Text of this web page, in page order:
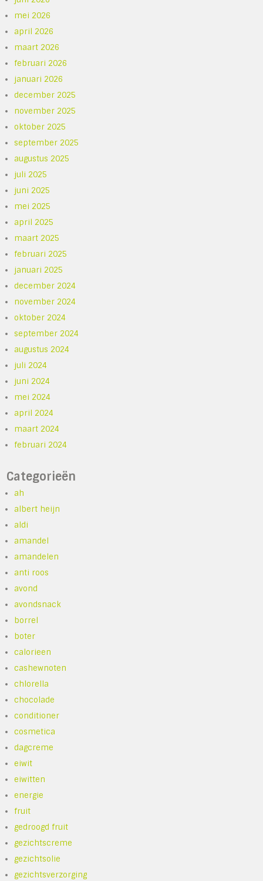
mei 2026
april 2026
maart 2026
februari 2026
januari 2026
december 2025
november 2025
oktober 2025
september 2025
augustus 2025
juli 2025
juni 2025
mei 2025
april 2025
maart 2025
februari 2025
januari 2025
december 2024
november 2024
oktober 2024
september 2024
augustus 2024
juli 2024
juni 2024
mei 2024
april 2024
maart 2024
februari 2024
Categorieën
ah
albert heijn
aldi
amandel
amandelen
anti roos
avond
avondsnack
borrel
boter
calorieen
cashewnoten
chlorella
chocolade
conditioner
cosmetica
dagcreme
eiwit
eiwitten
energie
fruit
gedroogd fruit
gezichtscreme
gezichtsolie
gezichtsverzorging